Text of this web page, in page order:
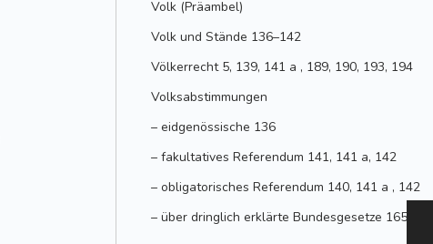
Volk (Präambel)
Volk und Stände 136–142
Völkerrecht 5, 139, 141 a , 189, 190, 193, 194
Volksabstimmungen
– eidgenössische 136
– fakultatives Referendum 141, 141 a, 142
– obligatorisches Referendum 140, 141 a , 142
– über dringlich erklärte Bundesgesetze 165